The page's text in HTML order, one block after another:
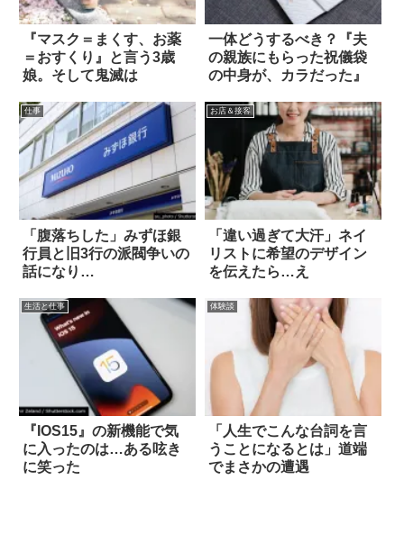
『マスク＝まくす、お薬
＝おすくり』と言う3歳
娘。そして鬼滅は
一体どうするべき？『夫
の親族にもらった祝儀袋
の中身が、カラだった』
仕事
「腹落ちした」みずほ銀
行員と旧3行の派閥争いの
話になり…
お店＆接客
「違い過ぎて大汗」ネイ
リストに希望のデザイン
を伝えたら…え
生活と仕事
『IOS15』の新機能で気
に入ったのは…ある呟き
に笑った
体験談
「人生でこんな台詞を言
うことになるとは」道端
でまさかの遭遇